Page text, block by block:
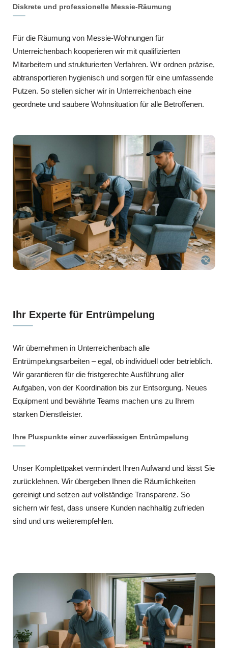
Diskrete und professionelle Messie-Räumung
Für die Räumung von Messie-Wohnungen für
Unterreichenbach kooperieren wir mit qualifizierten
Mitarbeitern und strukturierten Verfahren. Wir ordnen präzise,
abtransportieren hygienisch und sorgen für eine umfassende
Putzen. So stellen sicher wir in Unterreichenbach eine
geordnete und saubere Wohnsituation für alle Betroffenen.
Ihr Experte für Entrümpelung
Wir übernehmen in Unterreichenbach alle
Entrümpelungsarbeiten – egal, ob individuell oder betrieblich.
Wir garantieren für die fristgerechte Ausführung aller
Aufgaben, von der Koordination bis zur Entsorgung. Neues
Equipment und bewährte Teams machen uns zu Ihrem
starken Dienstleister.
Ihre Pluspunkte einer zuverlässigen Entrümpelung
Unser Komplettpaket vermindert Ihren Aufwand und lässt Sie
zurücklehnen. Wir übergeben Ihnen die Räumlichkeiten
gereinigt und setzen auf vollständige Transparenz. So
sichern wir fest, dass unsere Kunden nachhaltig zufrieden
sind und uns weiterempfehlen.